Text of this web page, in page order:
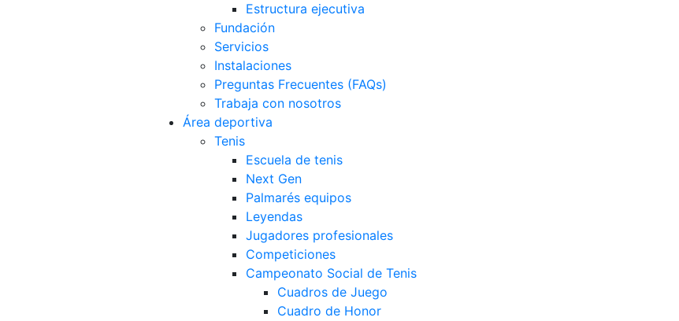
Estructura ejecutiva
Fundación
Servicios
Instalaciones
Preguntas Frecuentes (FAQs)
Trabaja con nosotros
Área deportiva
Tenis
Escuela de tenis
Next Gen
Palmarés equipos
Leyendas
Jugadores profesionales
Competiciones
Campeonato Social de Tenis
Cuadros de Juego
Cuadro de Honor